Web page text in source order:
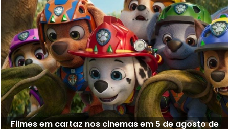
Filmes em cartaz nos cinemas em 5 de agosto de